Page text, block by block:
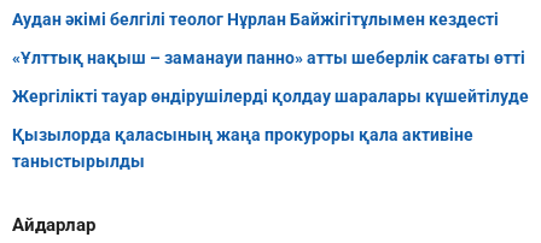
Аудан әкімі белгілі теолог Нұрлан Байжігітұлымен кездесті
«Ұлттық нақыш – заманауи панно» атты шеберлік сағаты өтті
Жергілікті тауар өндірушілерді қолдау шаралары күшейтілуде
Қызылорда қаласының жаңа прокуроры қала активіне
таныстырылды
Айдарлар